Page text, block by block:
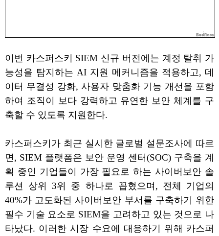
이번 카스퍼스키 SIEM 신규 버전에는 계정 탈취 가
능성을 탐지하는 AI 지원 메커니즘을 적용하고, 데
이터 무결성 강화, 사용자 맞춤화 기능 개선을 포함
하여 조직이 보다 강력하고 유연한 보안 체계를 구
축할 수 있도록 지원한다.
카스퍼스키가 최근 실시한 글로벌 설문조사에 따르
면, SIEM 플랫폼은 보안 운영 센터(SOC) 구축을 계
획 중인 기업들이 가장 필요로 하는 사이버보안 솔
루션 상위 3위 중 하나로 꼽혔으며, 전체 기업의
40%가 고도화된 사이버보안 부서를 구축하기 위한
필수 기술 요소로 SIEM을 고려하고 있는 것으로 나
타났다. 이러한 시장 수요에 대응하기 위해 카스퍼